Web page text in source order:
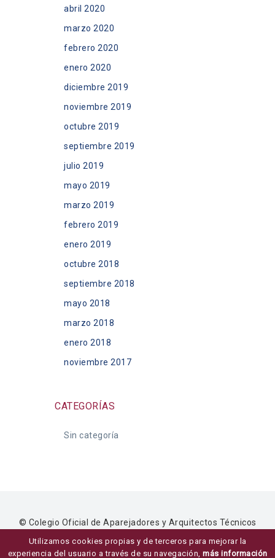
abril 2020
marzo 2020
febrero 2020
enero 2020
diciembre 2019
noviembre 2019
octubre 2019
septiembre 2019
julio 2019
mayo 2019
marzo 2019
febrero 2019
enero 2019
octubre 2018
septiembre 2018
mayo 2018
marzo 2018
enero 2018
noviembre 2017
CATEGORÍAS
Sin categoría
© Colegio Oficial de Aparejadores y Arquitectos Técnicos
de Ávila ·
Aviso legal privacidad
Diseño
Ziddea
Utilizamos cookies propias y de terceros para mejorar la
experiencia del usuario a través de su navegación, más información